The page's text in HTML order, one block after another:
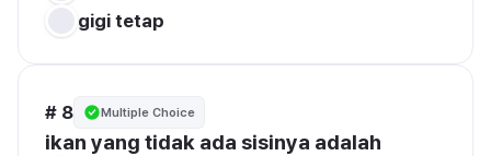
gigi tetap
# 8 Multiple Choice
ikan yang tidak ada sisinya adalah